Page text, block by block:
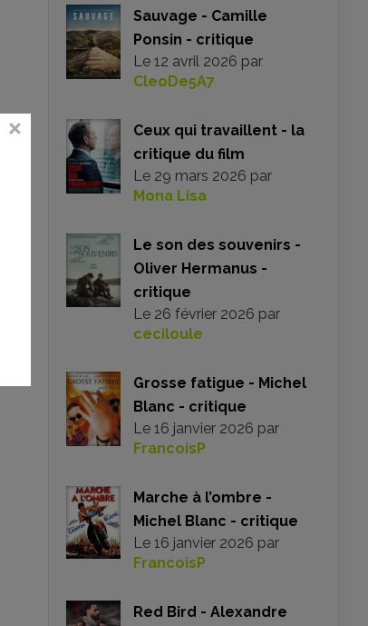
Sauvage - Camille
Ponsin - critique
Le 12 avril 2026 par
CleoDe5A7
Ceux qui travaillent - la
critique du film
Le 29 mars 2026 par
Mona Lisa
Le son des souvenirs -
Oliver Hermanus -
critique
Le 26 février 2026 par
ceciloule
Grosse fatigue - Michel
Blanc - critique
Le 16 janvier 2026 par
FrancoisP
Marche à l’ombre -
Michel Blanc - critique
Le 16 janvier 2026 par
FrancoisP
Red Bird - Alexandre